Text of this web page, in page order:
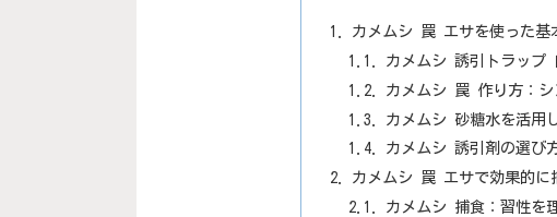
カメムシ 罠 エサを使った基
カメムシ 誘引トラップ
カメムシ 罠 作り方：シ
カメムシ 砂糖水を活用
カメムシ 誘引剤の選び
カメムシ 罠 エサで効果的に
カメムシ 捕食：習性を